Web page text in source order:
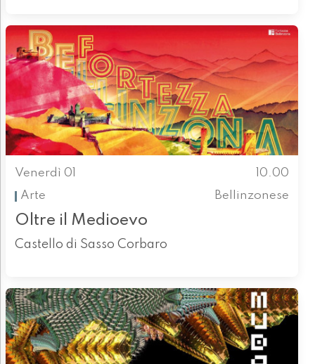
Venerdì 01
10.00
Arte
Bellinzonese
Oltre il Medioevo
Castello di Sasso Corbaro